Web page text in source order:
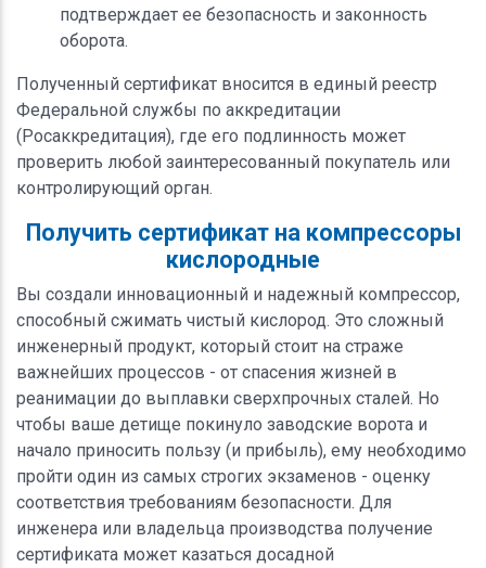
подтверждает ее безопасность и законность
оборота.
Полученный сертификат вносится в единый реестр
Федеральной службы по аккредитации
(Росаккредитация), где его подлинность может
проверить любой заинтересованный покупатель или
контролирующий орган.
Получить сертификат на компрессоры
кислородные
Вы создали инновационный и надежный компрессор,
способный сжимать чистый кислород. Это сложный
инженерный продукт, который стоит на страже
важнейших процессов - от спасения жизней в
реанимации до выплавки сверхпрочных сталей. Но
чтобы ваше детище покинуло заводские ворота и
начало приносить пользу (и прибыль), ему необходимо
пройти один из самых строгих экзаменов - оценку
соответствия требованиям безопасности. Для
инженера или владельца производства получение
сертификата может казаться досадной